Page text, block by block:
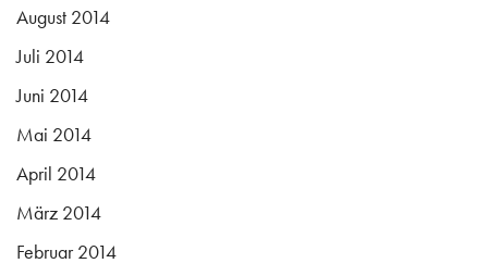
August 2014
Juli 2014
Juni 2014
Mai 2014
April 2014
März 2014
Februar 2014